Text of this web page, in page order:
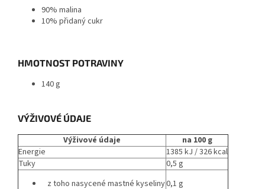
90% malina
10% přidaný cukr
HMOTNOST POTRAVINY
140 g
VÝŽIVOVÉ ÚDAJE
Výživové údaje
na 100 g
Energie
1385 kJ / 326 kcal
Tuky
0,5 g
z toho nasycené mastné kyseliny0,1 g